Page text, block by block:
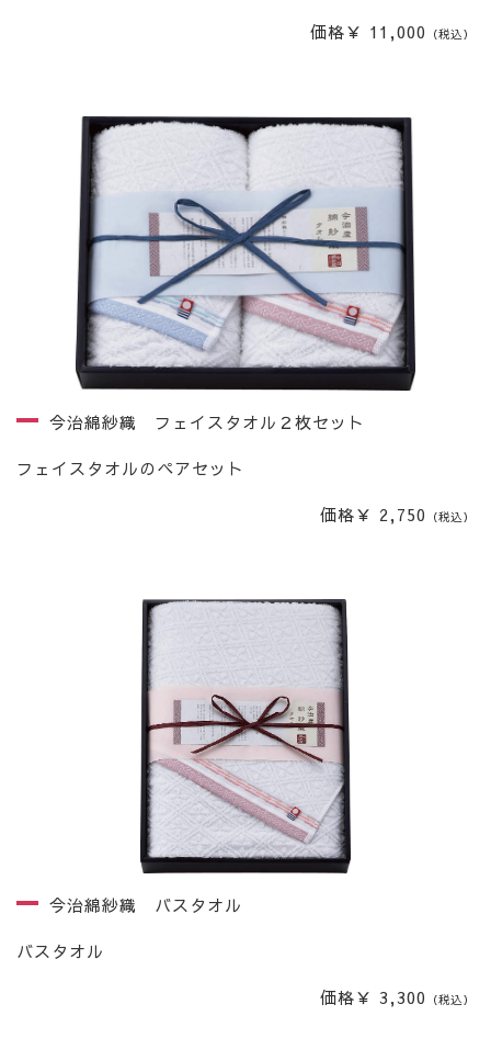
価格￥ 11,000 （税込）
今治綿紗織 フェイスタオル２枚セット
フェイスタオルのペアセット
価格￥ 2,750 （税込）
今治綿紗織 バスタオル
バスタオル
価格￥ 3,300 （税込）